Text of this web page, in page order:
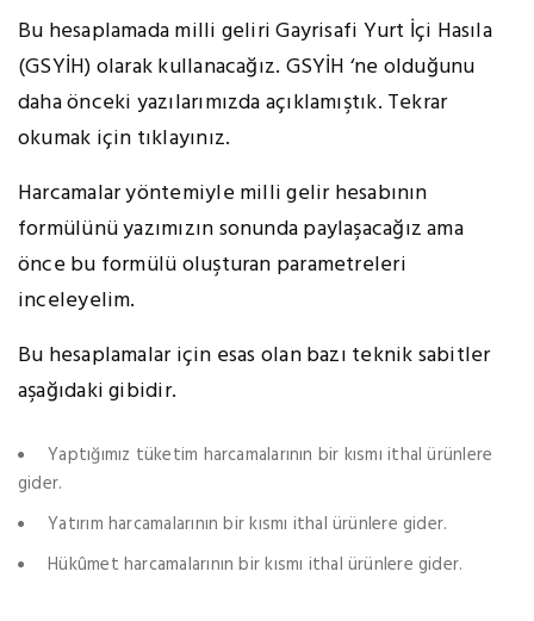
Bu hesaplamada milli geliri Gayrisafi Yurt İçi Hasıla
(GSYİH) olarak kullanacağız. GSYİH ‘ne olduğunu
daha önceki yazılarımızda açıklamıştık. Tekrar
okumak için tıklayınız.
Harcamalar yöntemiyle milli gelir hesabının
formülünü yazımızın sonunda paylaşacağız ama
önce bu formülü oluşturan parametreleri
inceleyelim.
Bu hesaplamalar için esas olan bazı teknik sabitler
aşağıdaki gibidir.
Yaptığımız tüketim harcamalarının bir kısmı ithal ürünlere
gider.
Yatırım harcamalarının bir kısmı ithal ürünlere gider.
Hükûmet harcamalarının bir kısmı ithal ürünlere gider.